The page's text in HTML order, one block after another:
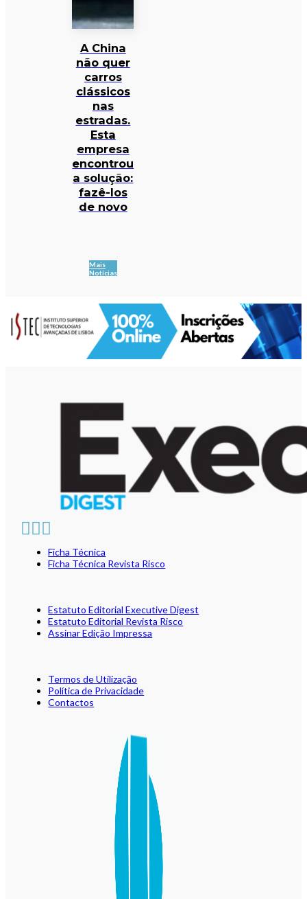
A China
não quer
carros
clássicos
nas
estradas.
Esta
empresa
encontrou
a solução:
fazê-los
de novo
Mais
Notícias
Ficha Técnica
Ficha Técnica Revista Risco
Estatuto Editorial Executive Digest
Estatuto Editorial Revista Risco
Assinar Edição Impressa
Termos de Utilização
Política de Privacidade
Contactos